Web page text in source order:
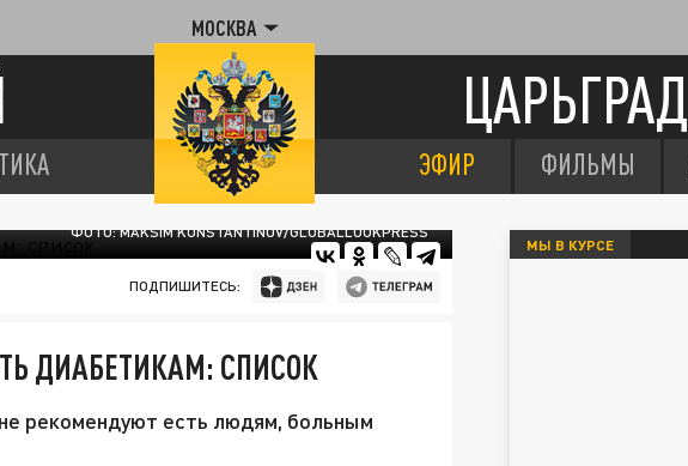
МОСКВА
ЦАРЬГРАД
ЭФИР ФИЛЬМЫ
ФОТО: MAKSIM KONSTANTINOV/GLOBALLOOKPRESS
ПОДПИШИТЕСЬ:
ДИАБЕТИКАМ: СПИСОК
рекомендуют есть людям, больным
МЫ В КУРСЕ